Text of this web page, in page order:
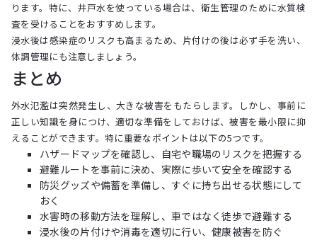
ります。特に、井戸水を使っている場合は、衛生管理のために水質検
査を受けることをおすすめします。
浸水後は感染症のリスクも高まるため、片付けの後は必ず手を洗い、
体調管理にも注意しましょう。
まとめ
外水氾濫は突然発生し、大きな被害をもたらします。しかし、事前に
正しい知識を身につけ、適切な準備をしておけば、被害を最小限に抑
えることができます。特に重要なポイントは以下の5つです。
ハザードマップを確認し、自宅や職場のリスクを把握する
避難ルートを事前に決め、実際に歩いて安全を確認する
防災グッズや備蓄を準備し、すぐに持ち出せる状態にして
おく
水害時の移動方法を理解し、車ではなく徒歩で避難する
浸水後の片付けや消毒を適切に行い、健康被害を防ぐ